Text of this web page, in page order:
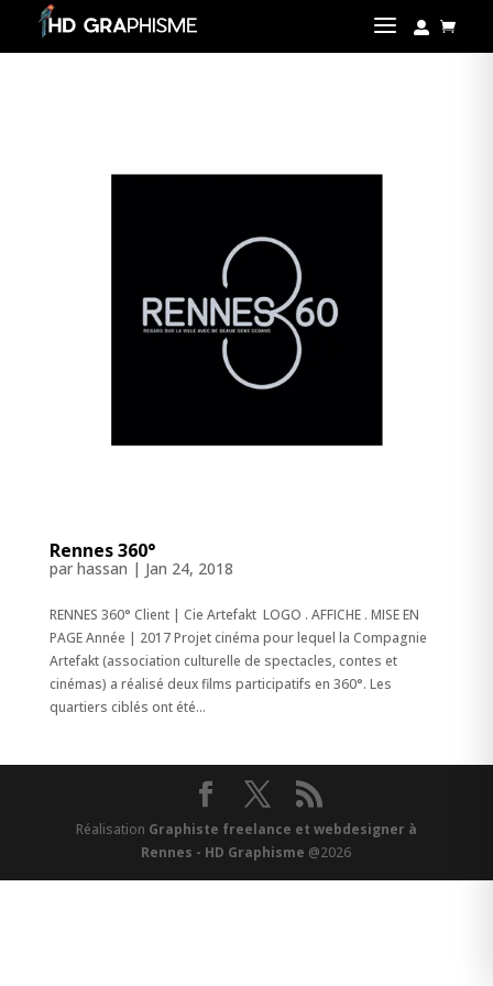
a  
Rennes 360°
par hassan | Jan 24, 2018
RENNES 360° Client | Cie Artefakt LOGO . AFFICHE . MISE EN
PAGE Année | 2017 Projet cinéma pour lequel la Compagnie
Artefakt (association culturelle de spectacles, contes et
cinémas) a réalisé deux films participatifs en 360°. Les
quartiers ciblés ont été...
Réalisation Graphiste freelance et webdesigner à
Rennes - HD Graphisme @2026